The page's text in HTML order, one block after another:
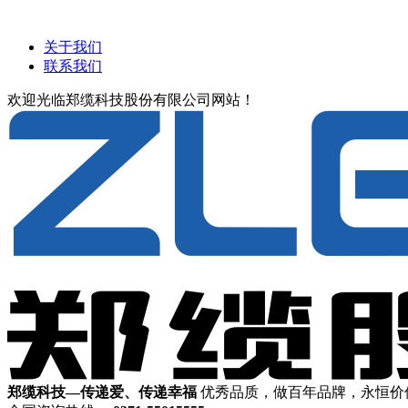
关于我们
联系我们
欢迎光临郑缆科技股份有限公司网站！
郑缆科技—传递爱、传递幸福 优秀品质，做百年品牌，永恒价